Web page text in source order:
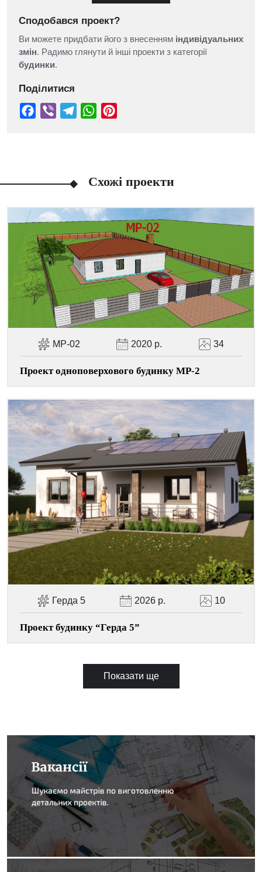
Сподобався проект?
Ви можете придбати його з внесенням індивідуальних
змін. Радимо глянути й інші проекти з категорії
будинки.
Поділитися
Facebook
ViberTelegramWhatsApp
Pinterest
Схожі проекти
МР-02 2020 р. 34
Проект одноповерхового будинку МР-2
Герда 5 2026 р. 10
Проект будинку “Герда 5”
Показати ще